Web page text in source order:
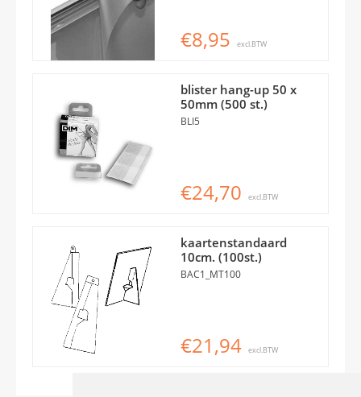
€8,95 excl.BTW
blister hang-up 50 x
50mm (500 st.)
BLI5
€24,70 excl.BTW
kaartenstandaard
10cm. (100st.)
BAC1_MT100
€21,94 excl.BTW